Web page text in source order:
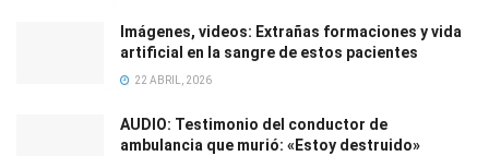
Imágenes, videos: Extrañas formaciones y vida
artificial en la sangre de estos pacientes
22 ABRIL, 2026
AUDIO: Testimonio del conductor de
ambulancia que murió: «Estoy destruido»